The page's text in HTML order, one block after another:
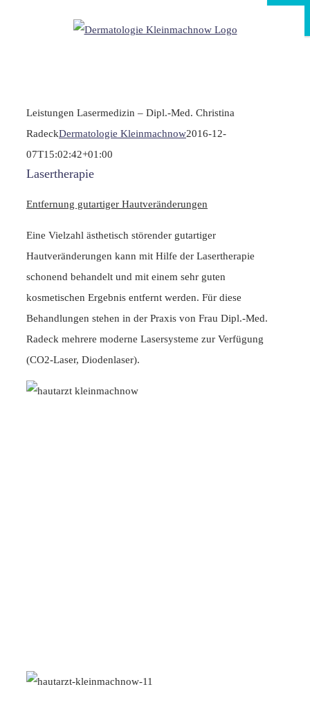
Leistungen Lasermedizin – Dipl.-Med. Christina
RadeckDermatologie Kleinmachnow2016-12-
07T15:02:42+01:00
Lasertherapie
Entfernung gutartiger Hautveränderungen
Eine Vielzahl ästhetisch störender gutartiger
Hautveränderungen kann mit Hilfe der Lasertherapie
schonend behandelt und mit einem sehr guten
kosmetischen Ergebnis entfernt werden. Für diese
Behandlungen stehen in der Praxis von Frau Dipl.-Med.
Radeck mehrere moderne Lasersysteme zur Verfügung
(CO2-Laser, Diodenlaser).